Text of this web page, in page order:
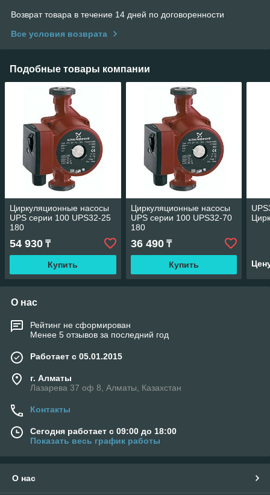
Возврат товара в течение 14 дней по договоренности
Все условия возврата
Подобные товары компании
Циркуляционные насосы
UPS серии 100 UPS32-25
180
54 930 ₸
Купить
Циркуляционные насосы
UPS серии 100 UPS32-70
180
36 490₸
Купить
О нас
Рейтинг не сформирован
Менее 5 отзывов за последний год
Работает с 05.01.2015
г. Алматы
Лазарева 37 оф 8, Алматы, Казахстан
Контакты
Сегодня работает с 09:00 до 18:00
Показать весь график работы
О нас